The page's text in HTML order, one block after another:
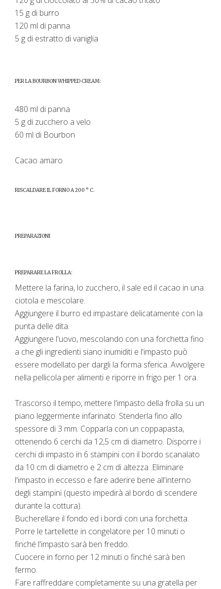
15 g di burro
120 ml di panna
5 g di estratto di vaniglia
PER LA BOURBON WHIPPED CREAM:
480 ml di panna
5 g di zucchero a velo
60 ml di Bourbon
Cacao amaro
RISCALDARE IL FORNO A 200 ° C.
PREPARAZIONI
PREPARARE LA FROLLA:
Mettere la farina, lo zucchero, il sale ed il cacao in una
ciotola e mescolare.
Aggiungere il burro ed impastare delicatamente con la
punta delle dita.
Aggiungere l'uovo, mescolando con una forchetta fino
a che gli ingredienti siano inumiditi e l'impasto può
essere modellato per dargli la forma sferica. Avvolgere
nella pellicola per alimenti e riporre in frigo per 1 ora.
Trascorso il tempo, mettere l'impasto della frolla su un
piano leggermente infarinato. Stenderla fino allo
spessore di 3 mm. Copparla con un coppapasta,
ottenendo 6 cerchi da 12,5 cm di diametro. Disporre i
cerchi di impasto in 6 stampini con il bordo scanalato
da 10 cm di diametro e 2 cm di altezza. Eliminare
l'impasto in eccesso e fare aderire bene all'interno
degli stampini (questo impedirà al bordo di scendere
durante la cottura).
Bucherellare il fondo ed i bordi con una forchetta.
Porre le tartellette in congelatore per 10 minuti o
finché l'impasto sarà ben freddo.
Cuocere in forno per 12 minuti o finché sarà ben
fermo.
Fare raffreddare completamente su una gratella per